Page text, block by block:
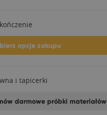
opcje zakupu
i tapicerki
darmowe próbki materiałów